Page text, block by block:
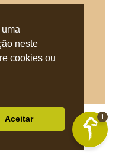
neste
cookies ou
Aceitar
AREIA
1